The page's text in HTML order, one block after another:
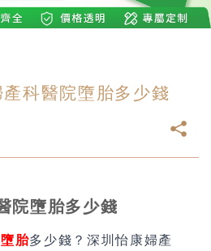
科醫院墮胎多少錢
院墮胎多少錢
墮胎多少錢？深圳怡康婦產